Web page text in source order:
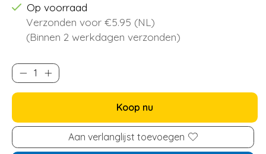
Op voorraad
Verzonden voor €5.95 (NL)
(Binnen 2 werkdagen verzonden)
Koop nu
Aan verlanglijst toevoegen